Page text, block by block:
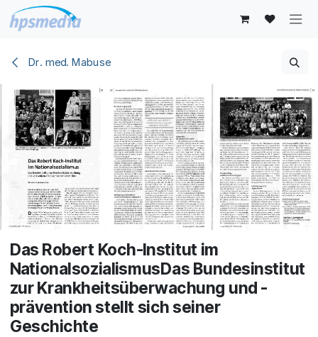
Zum Inhalt springen
Dr. med. Mabuse
Das Robert Koch-Institut im
NationalsozialismusDas Bundesinstitut
zur Krankheitsüberwachung und -
prävention stellt sich seiner
Geschichte